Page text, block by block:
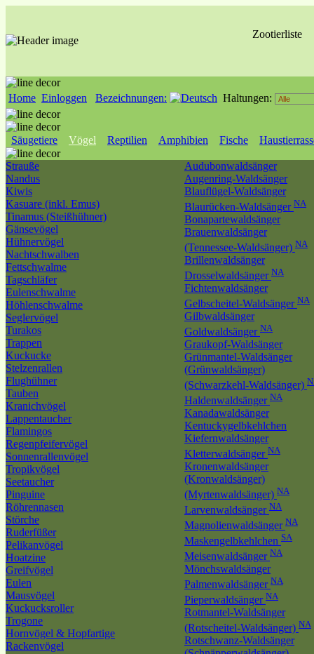
Zootierliste
Home Einloggen Bezeichnungen: Haltungen:
Säugetiere Vögel Reptilien Amphibien Fische
Strauße
Nandus
Kiwis
Kasuare (inkl. Emus)
Tinamus (Steißhühner)
Gänsevögel
Hühnervögel
Nachtschwalben
Fettschwalme
Tagschläfer
Eulenschwalme
Höhlenschwalme
Seglervögel
Turakos
Trappen
Kuckucke
Stelzenrallen
Flughühner
Tauben
Kranichvögel
Lappentaucher
Flamingos
Regenpfeifervögel
Sonnenrallenvögel
Tropikvögel
Seetaucher
Pinguine
Röhrennasen
Störche
Ruderfüßer
Pelikanvögel
Hoatzine
Greifvögel
Eulen
Mausvögel
Kuckucksroller
Trogone
Hornvögel & Hopfartige
Rackenvögel
Audubonwaldsänger
Augenring-Waldsänger
Blauflügel-Waldsänger
Blaurücken-Waldsänger NA
Bonapartewaldsänger
Brauenwaldsänger
(Tennessee-Waldsänger) NA
Brillenwaldsänger
Drosselwaldsänger NA
Fichtenwaldsänger
Gelbscheitel-Waldsänger NA
Gilbwaldsänger
Goldwaldsänger NA
Graukopf-Waldsänger
Grünmantel-Waldsänger
(Grünwaldsänger)
(Schwarzkehl-Waldsänger)
Haldenwaldsänger NA
Kanadawaldsänger
Kentuckygelbkehlchen
Kiefernwaldsänger
Kletterwaldsänger NA
Kronenwaldsänger
(Kronwaldsänger)
(Myrtenwaldsänger) NA
Larvenwaldsänger NA
Magnolienwaldsänger NA
Maskengelbkehlchen SA
Meisenwaldsänger NA
Mönchswaldsänger
Palmenwaldsänger NA
Pieperwaldsänger NA
Rotmantel-Waldsänger
(Rotscheitel-Waldsänger) NA
Rotschwanz-Waldsänger